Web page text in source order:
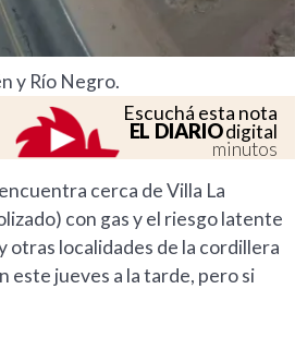
y Río Negro.
Escuchá esta nota
EL DIARIOdigital
minutos
cerca de Villa La
con gas y el riesgo latente
otras localidades de la cordillera
este jueves a la tarde, pero si